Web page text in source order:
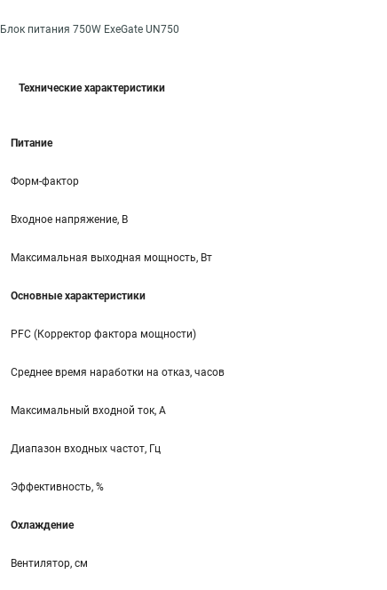
Блок питания 750W ExeGate UN750
Технические характеристики
Питание
Форм-фактор
Входное напряжение, В
Максимальная выходная мощность, Вт
Основные характеристики
PFC (Корректор фактора мощности)
Среднее время наработки на отказ, часов
Максимальный входной ток, А
Диапазон входных частот, Гц
Эффективность, %
Охлаждение
Вентилятор, см